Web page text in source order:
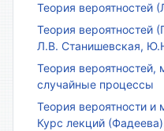
Теория вероятностей
Теория вероятностей
Л.В. Станишевская,
Теория вероятностей,
случайные процессы
Теория вероятности и
Курс лекций